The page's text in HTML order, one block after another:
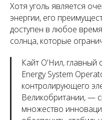
Хотя уголь является
энергии, его
доступен в любое
солнца, которые
Кайт О'Нил, главный
Energy System
контролирующего
Великобритании, —
множество